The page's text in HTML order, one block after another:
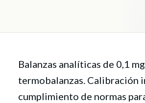
Balanzas analíticas de 0,1
termobalanzas. Calibración
cumplimiento de normas